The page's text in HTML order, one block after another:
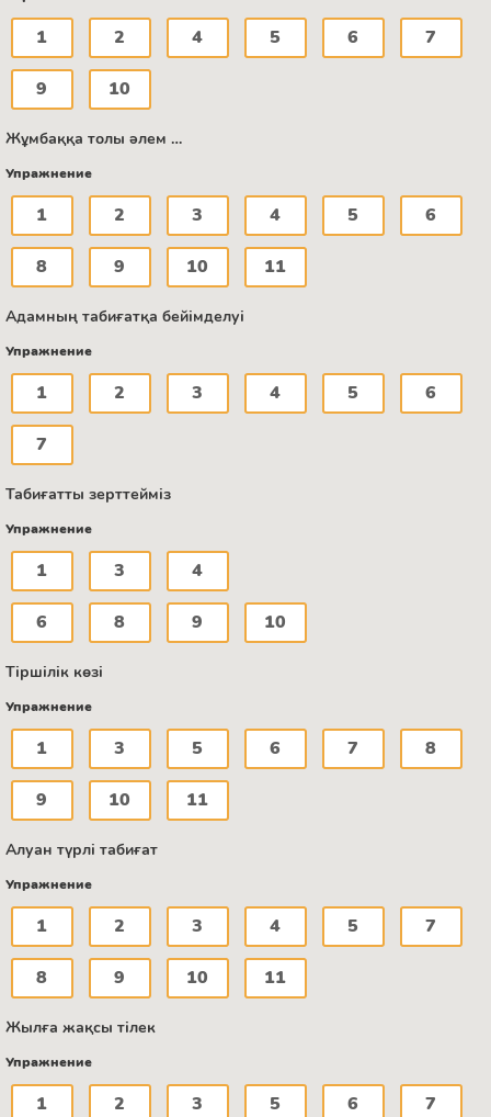
1 2 4 5 6 7
9 10
Жұмбаққа толы әлем …
Упражнение
1 2 3 4 5 6
8 9 10 11
Адамның табиғатқа бейімделуі
Упражнение
1 2 3 4 5 6
7
Табиғатты зерттейміз
Упражнение
1 3 4
6 8 9 10
Тіршілік көзі
Упражнение
1 3 5 6 7 8
9 10 11
Алуан түрлі табиғат
Упражнение
1 2 3 4 5 7
8 9 10 11
Жылға жақсы тілек
Упражнение
1 2 3 5 6 7